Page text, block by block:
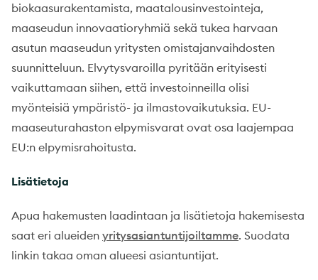
biokaasurakentamista, maatalousinvestointeja,
maaseudun innovaatioryhmiä sekä tukea harvaan
asutun maaseudun yritysten omistajanvaihdosten
suunnitteluun. Elvytysvaroilla pyritään erityisesti
vaikuttamaan siihen, että investoinneilla olisi
myönteisiä ympäristö- ja ilmastovaikutuksia. EU-
maaseuturahaston elpymisvarat ovat osa laajempaa
EU:n elpymisrahoitusta.
Lisätietoja
Apua hakemusten laadintaan ja lisätietoja hakemisesta
saat eri alueiden yritysasiantuntijoiltamme. Suodata
linkin takaa oman alueesi asiantuntijat.